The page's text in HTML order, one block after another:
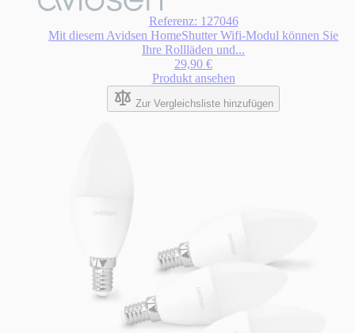
Referenz: 127046
Mit diesem Avidsen HomeShutter Wifi-Modul können Sie
Ihre Rollläden und...
29,90 €
Produkt ansehen
Zur Vergleichsliste hinzufügen